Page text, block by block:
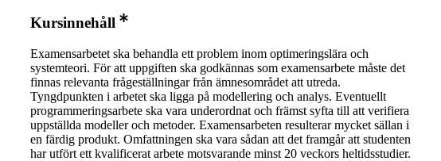
Kursinnehåll
Examensarbetet ska behandla ett problem inom optimeringslära och
systemteori. För att uppgiften ska godkännas som examensarbete måste det
finnas relevanta frågeställningar från ämnesområdet att utreda.
Tyngdpunkten i arbetet ska ligga på modellering och analys. Eventuellt
programmeringsarbete ska vara underordnat och främst syfta till att verifiera
uppställda modeller och metoder. Examensarbeten resulterar mycket sällan i
en färdig produkt. Omfattningen ska vara sådan att det framgår att studenten
har utfört ett kvalificerat arbete motsvarande minst 20 veckors heltidsstudier.